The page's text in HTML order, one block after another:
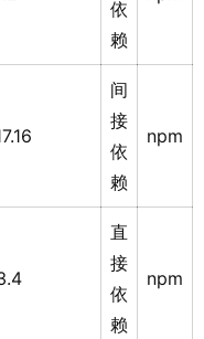
依
赖
间
接
依
赖
npm
直
接
依
赖
npm